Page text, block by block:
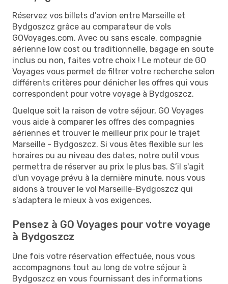
Réservez vos billets d'avion entre Marseille et
Bydgoszcz grâce au comparateur de vols
GOVoyages.com. Avec ou sans escale, compagnie
aérienne low cost ou traditionnelle, bagage en soute
inclus ou non, faites votre choix ! Le moteur de GO
Voyages vous permet de filtrer votre recherche selon
différents critères pour dénicher les offres qui vous
correspondent pour votre voyage à Bydgoszcz.
Quelque soit la raison de votre séjour, GO Voyages
vous aide à comparer les offres des compagnies
aériennes et trouver le meilleur prix pour le trajet
Marseille - Bydgoszcz. Si vous êtes flexible sur les
horaires ou au niveau des dates, notre outil vous
permettra de réserver au prix le plus bas. S’il s'agit
d'un voyage prévu à la dernière minute, nous vous
aidons à trouver le vol Marseille-Bydgoszcz qui
s’adaptera le mieux à vos exigences.
Pensez à GO Voyages pour votre voyage
à Bydgoszcz
Une fois votre réservation effectuée, nous vous
accompagnons tout au long de votre séjour à
Bydgoszcz en vous fournissant des informations